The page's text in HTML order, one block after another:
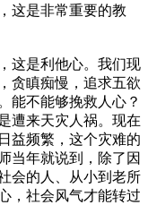
这是非常重要的教
是利他心。我们现
贪瞋痴慢，追求五欲
能不能够挽救人心？
遭来天灾人祸。现在
益频繁，这个灾难的
当年就说到，除了因
会的人、从小到老所
，社会风气才能转过